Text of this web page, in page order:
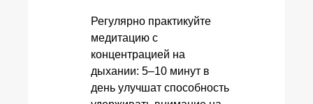
Регулярно практикуйте
медитацию с
концентрацией на
дыхании: 5–10 минут в
день улучшат способность